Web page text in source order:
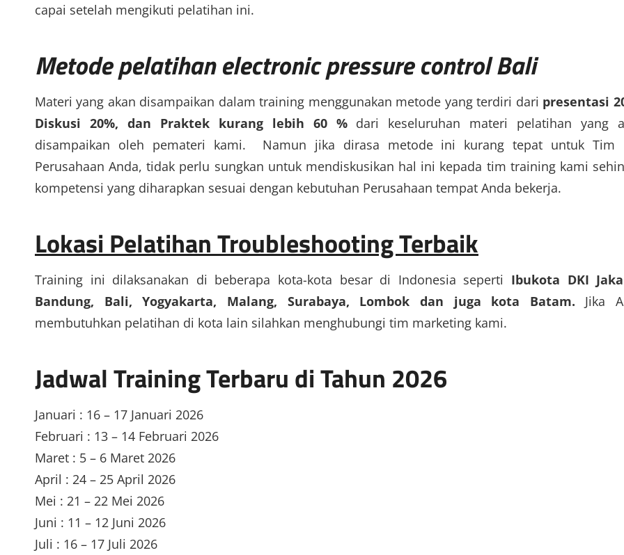
capai setelah mengikuti pelatihan ini.
Metodepelatihan electronic pressure control Bali
Materi yang akan disampaikan dalam training menggunakan metode yang terdiri dari presentasi
Diskusi 20%, dan Praktek kurang lebih 60 %dari keseluruhan materi pelatihan yang
disampaikan oleh pemateri kami. Namun jika dirasa metode ini kurang tepat untuk Tim
Perusahaan Anda, tidak perlu sungkan untuk mendiskusikan hal ini kepada tim training kami
kompetensi yang diharapkan sesuai dengan kebutuhan Perusahaan tempat Anda bekerja.
LokasiPelatihan Troubleshooting Terbaik
Training ini dilaksanakan di beberapa kota-kota besar di Indonesia seperti Ibukota DKI
Bandung, Bali, Yogyakarta, Malang, Surabaya, Lombok dan juga kota Batam. Jika
membutuhkan pelatihan di kota lain silahkan menghubungi tim marketing kami.
Jadwal Training Terbaru di Tahun 2026
Januari : 16 – 17 Januari 2026
Februari : 13 – 14 Februari 2026
Maret : 5 – 6 Maret 2026
April : 24 – 25 April 2026
Mei : 21 – 22 Mei 2026
Juni : 11 – 12 Juni 2026
Juli : 16 – 17 Juli 2026